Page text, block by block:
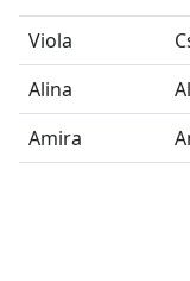
Viola
Alina
Amira